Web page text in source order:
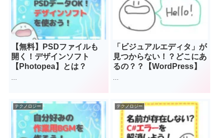
【無料】PSDファイルも
開く！デザインソフト
【Photopea】とは？
...
「ビジュアルエディタ」が
見つからない！？どこにあ
るの？？【WordPress】
...
テクノロジー テクノロジー